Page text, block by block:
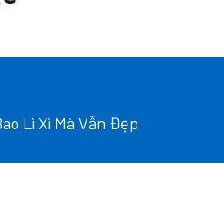
Lì Xì Mà Vẫn Đẹp